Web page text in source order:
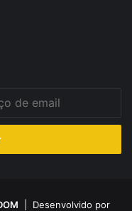
| Desenvolvido por